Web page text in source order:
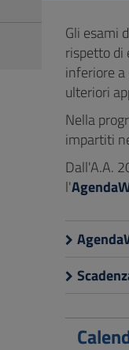
Gli esami
rispetto di
inferiore
ulteriori
Nella
impartiti
Dall'A.A.
l'